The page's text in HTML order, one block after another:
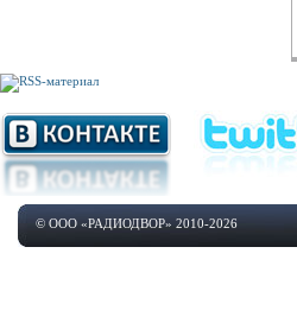
© ООО «РАДИОДВОР» 2010-2026